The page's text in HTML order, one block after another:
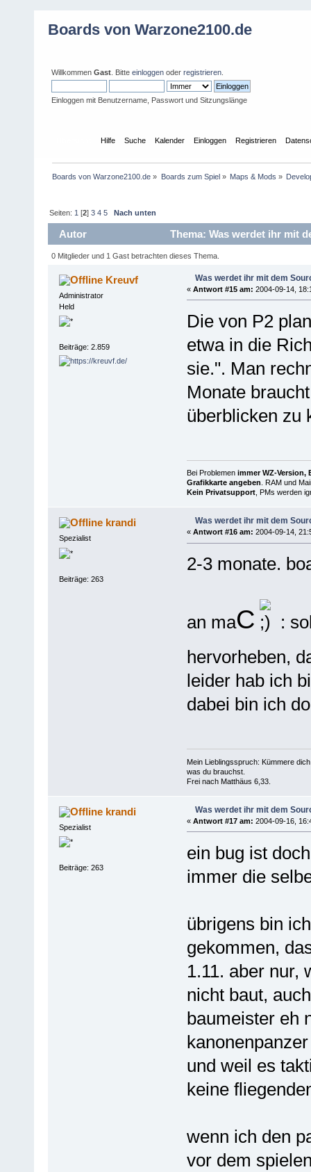
Boards von Warzone2100.de
Willkommen Gast . Bitte einloggen oder registrieren
Einloggen mit Benutzername, Passwort und Sitzungslänge
Hilfe Suche Kalender Einloggen Registrieren
Boards von Warzone2100.de » Boards zum Spiel» Maps & Mods »
Seiten: 1 [2]3 4 5 Nach unten
Autor Thema: Was werdet ihr mit
0 Mitglieder und 1 Gast betrachten dieses Thema.
Kreuvf
Administrator
Held
Beiträge: 2.859
Was werdet ihr mit dem
« Antwort #15 am: 2004-09-14,
Die von P2
etwa in die
sie.". Man
Monate
überblicken zu
Bei Problemen immer WZ-Version,
Grafikkarte angeben . RAM und
Kein Privatsupport, PMs werden
krandi
Spezialist
Beiträge: 263
Was werdet ihr mit dem
« Antwort #16 am: 2004-09-14,
2-3 monate.
an maC
:
hervorheben,
leider hab ich
dabei bin ich
Mein Lieblingsspruch: Kümmere
was du brauchst.
Frei nach Matthäus 6,33.
krandi
Spezialist
Beiträge: 263
Was werdet ihr mit dem
« Antwort #17 am: 2004-09-16,
ein bug ist
immer die
übrigens bin
gekommen,
1.11. aber nur,
nicht baut,
baumeister eh
und weil es
keine
wenn ich den
vor dem